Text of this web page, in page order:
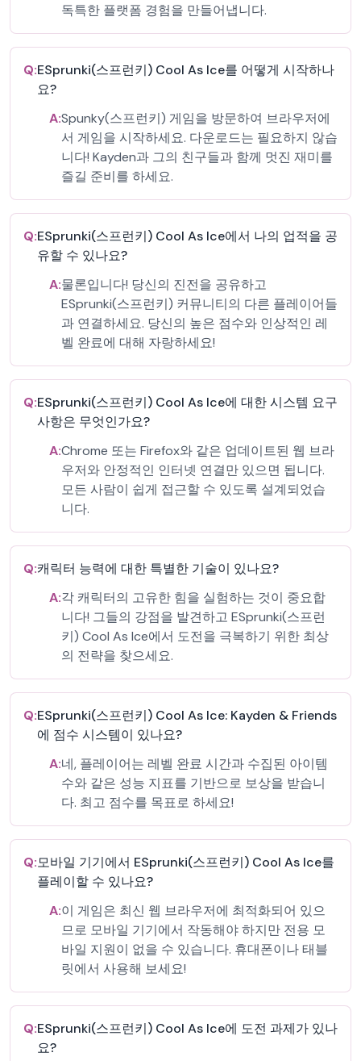
독특한 플랫폼 경험을 만들어냅니다.
Q:ESprunki(스프런키) Cool As Ice를 어떻게 시작하나
요?
A:Spunky(스프런키) 게임을 방문하여 브라우저에
서 게임을 시작하세요. 다운로드는 필요하지 않습
니다! Kayden과 그의 친구들과 함께 멋진 재미를
즐길 준비를 하세요.
Q:ESprunki(스프런키) Cool As Ice에서 나의 업적을 공
유할 수 있나요?
A:물론입니다! 당신의 진전을 공유하고
ESprunki(스프런키) 커뮤니티의 다른 플레이어들
과 연결하세요. 당신의 높은 점수와 인상적인 레
벨 완료에 대해 자랑하세요!
Q:ESprunki(스프런키) Cool As Ice에 대한 시스템 요구
사항은 무엇인가요?
A:Chrome 또는 Firefox와 같은 업데이트된 웹 브라
우저와 안정적인 인터넷 연결만 있으면 됩니다.
모든 사람이 쉽게 접근할 수 있도록 설계되었습
니다.
Q:캐릭터 능력에 대한 특별한 기술이 있나요?
A:각 캐릭터의 고유한 힘을 실험하는 것이 중요합
니다! 그들의 강점을 발견하고 ESprunki(스프런
키) Cool As Ice에서 도전을 극복하기 위한 최상
의 전략을 찾으세요.
Q:ESprunki(스프런키) Cool As Ice: Kayden & Friends
에 점수 시스템이 있나요?
A:네, 플레이어는 레벨 완료 시간과 수집된 아이템
수와 같은 성능 지표를 기반으로 보상을 받습니
다. 최고 점수를 목표로 하세요!
Q:모바일 기기에서 ESprunki(스프런키) Cool As Ice를
플레이할 수 있나요?
A:이 게임은 최신 웹 브라우저에 최적화되어 있으
므로 모바일 기기에서 작동해야 하지만 전용 모
바일 지원이 없을 수 있습니다. 휴대폰이나 태블
릿에서 사용해 보세요!
Q:ESprunki(스프런키) Cool As Ice에 도전 과제가 있나
요?